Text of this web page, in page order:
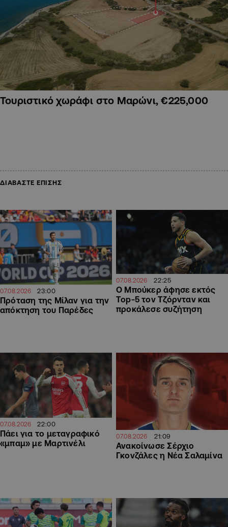
Τουριστικό χωράφι στο Μαρώνι, €225,000
ΔΙΑΒΑΣΤΕ ΕΠΙΣΗΣ
07.08.2026 23:00
Πρόταση της Μίλαν για την
απόκτηση του Παρέδες
07.08.2026 22:25
Ο Μπούκερ άφησε εκτός
Top-5 τον Τζόρνταν και
προκάλεσε συζήτηση
07.08.2026 22:00
Πάει για το μεταγραφικό
«μπαμ» με Μαρτινέλι
07.08.2026 21:09
Ανακοίνωσε Σέρχιο
Γκονζάλες η Νέα Σαλαμίνα